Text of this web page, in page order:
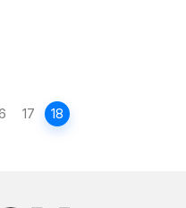
17 18